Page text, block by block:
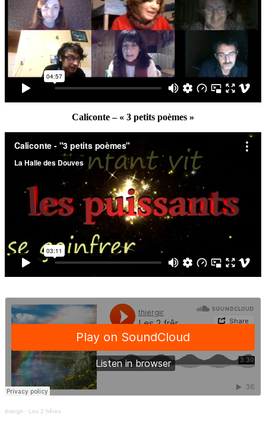
Caliconte – « 3 petits poèmes »
thiergir · Les 2 frêres